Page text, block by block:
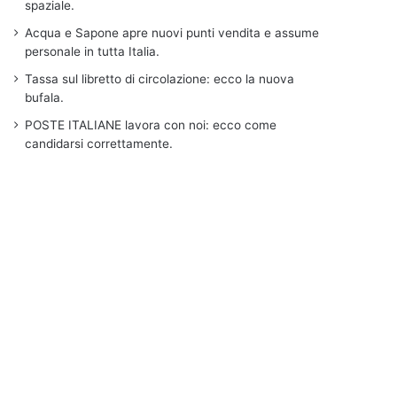
spaziale.
Acqua e Sapone apre nuovi punti vendita e assume
personale in tutta Italia.
Tassa sul libretto di circolazione: ecco la nuova
bufala.
POSTE ITALIANE lavora con noi: ecco come
candidarsi correttamente.